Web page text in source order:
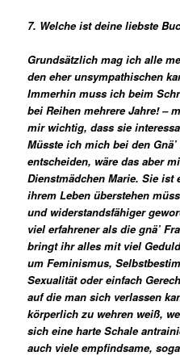
7. Welche ist deine liebste
Grundsätzlich mag ich alle
den eher unsympathischen
Immerhin muss ich beim
bei Reihen mehrere Jahre! –
mir wichtig, dass sie
Müsste ich mich bei den
entscheiden, wäre das aber
Dienstmädchen Marie. Sie
ihrem Leben überstehen
und widerstandsfähiger
viel erfahrener als die gnä’
bringt ihr alles mit viel
um Feminismus,
Sexualität oder einfach
auf die man sich verlassen
körperlich zu wehren weiß,
sich eine harte Schale
auch viele empfindsame,